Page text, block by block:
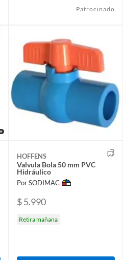
Patrocinado
HOFFENS
Valvula Bola 50 mm PVC
Hidráulico
Por SODIMAC
$ 5.990
Retira mañana